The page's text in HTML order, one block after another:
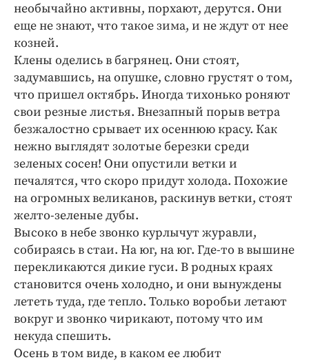
Экономика и бизнес
ПРОЕКТЫ
Блоги
Издания
Медиаперсона
Интересное чтиво
Клиника года
Бренд года
Работодатель года
необычайно активны, порхают, дерутся. Они
еще не знают, что такое зима, и не ждут от нее
козней.
Клены оделись в багрянец. Они стоят,
задумавшись, на опушке, словно грустят о том,
что пришел октябрь. Иногда тихонько роняют
свои резные листья. Внезапный порыв ветра
безжалостно срывает их осеннюю красу. Как
нежно выглядят золотые березки среди
зеленых сосен! Они опустили ветки и
печалятся, что скоро придут холода. Похожие
на огромных великанов, раскинув ветки, стоят
желто-зеленые дубы.
Высоко в небе звонко курлычут журавли,
собираясь в стаи. На юг, на юг. Где-то в вышине
перекликаются дикие гуси. В родных краях
становится очень холодно, и они вынуждены
лететь туда, где тепло. Только воробьи летают
вокруг и звонко чирикают, потому что им
некуда спешить.
Осень в том виде, в каком ее любит